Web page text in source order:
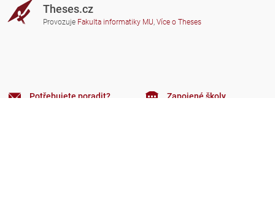
Theses.cz
Provozuje Fakulta informatiky MU, Více o Theses
Potřebujete poradit? Zapojené školy